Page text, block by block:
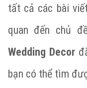
tất cả các bài
quan đến chủ
Wedding Decor
bạn có thể tìm